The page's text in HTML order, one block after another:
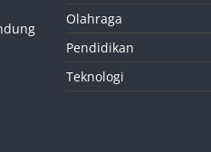
Olahraga
Pendidikan
Teknologi